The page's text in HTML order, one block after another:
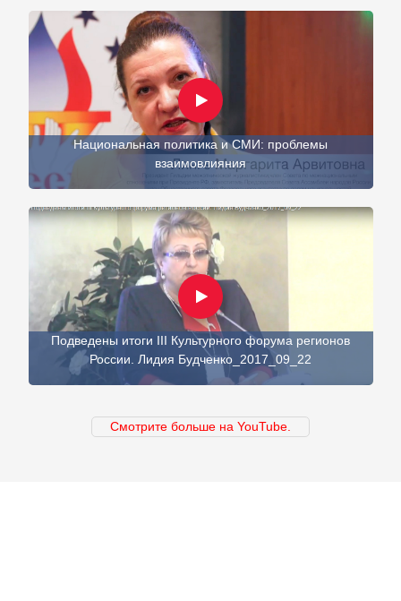
Национальная политика и СМИ: проблемы
взаимовлияния
Подведены итоги III Культурного форума регионов
России. Лидия Будченко_2017_09_22
Смотрите больше на YouTube.